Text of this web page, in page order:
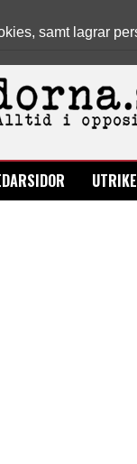
samt lagrar